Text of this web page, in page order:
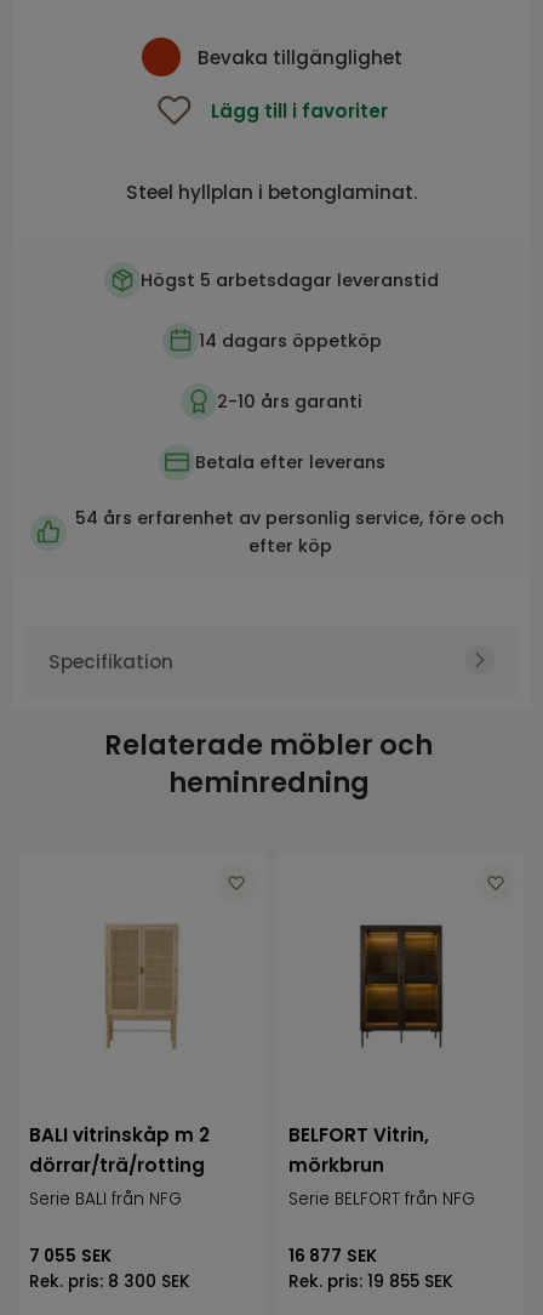
Bevaka tillgänglighet
Lägg till i favoriter
Steel hyllplan i betonglaminat.
Högst 5 arbetsdagar leveranstid
14 dagars öppetköp
2-10 års garanti
Betala efter leverans
54 års erfarenhet av personlig service, före och
efter köp
Specifikation
Varumärke
Torkelson
2
Relaterade möbler och
heminredning
BALI vitrinskåp m 2
dörrar/trä/rotting
Serie BALI från NFG
7 055 SEK
Rek. pris: 8 300 SEK
BELFORT Vitrin,
mörkbrun
Serie BELFORT från NFG
16 877 SEK
Rek. pris: 19 855 SEK